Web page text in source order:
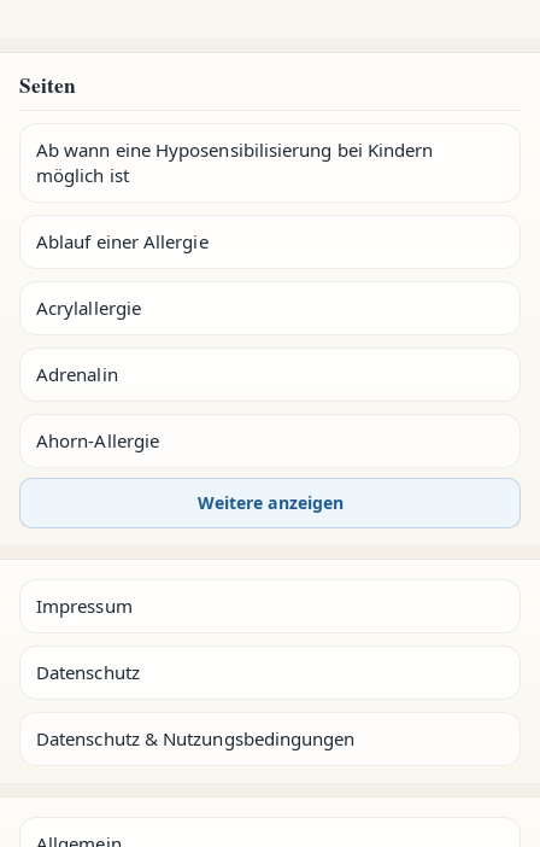
Seiten
Ab wann eine Hyposensibilisierung bei Kindern
möglich ist
Ablauf einer Allergie
Acrylallergie
Adrenalin
Ahorn-Allergie
Weitere anzeigen
Impressum
Datenschutz
Datenschutz & Nutzungsbedingungen